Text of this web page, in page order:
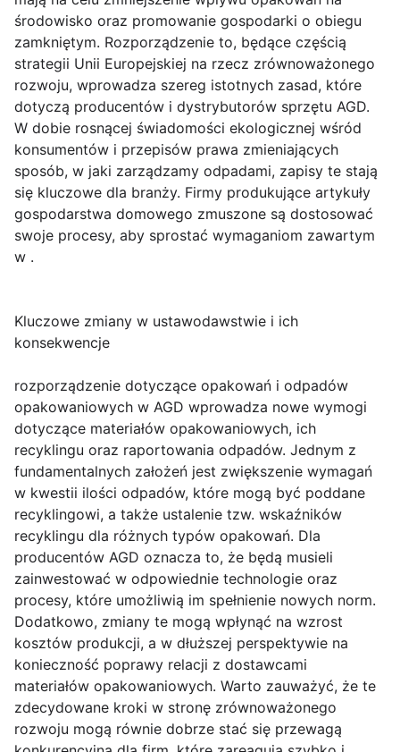
środowisko oraz promowanie gospodarki o obiegu
zamkniętym. Rozporządzenie to, będące częścią
strategii Unii Europejskiej na rzecz zrównoważonego
rozwoju, wprowadza szereg istotnych zasad, które
dotyczą producentów i dystrybutorów sprzętu AGD.
W dobie rosnącej świadomości ekologicznej wśród
konsumentów i przepisów prawa zmieniających
sposób, w jaki zarządzamy odpadami, zapisy te stają
się kluczowe dla branży. Firmy produkujące artykuły
gospodarstwa domowego zmuszone są dostosować
swoje procesy, aby sprostać wymaganiom zawartym
w .
Kluczowe zmiany w ustawodawstwie i ich
konsekwencje
rozporządzenie dotyczące opakowań i odpadów
opakowaniowych w AGD wprowadza nowe wymogi
dotyczące materiałów opakowaniowych, ich
recyklingu oraz raportowania odpadów. Jednym z
fundamentalnych założeń jest zwiększenie wymagań
w kwestii ilości odpadów, które mogą być poddane
recyklingowi, a także ustalenie tzw. wskaźników
recyklingu dla różnych typów opakowań. Dla
producentów AGD oznacza to, że będą musieli
zainwestować w odpowiednie technologie oraz
procesy, które umożliwią im spełnienie nowych norm.
Dodatkowo, zmiany te mogą wpłynąć na wzrost
kosztów produkcji, a w dłuższej perspektywie na
konieczność poprawy relacji z dostawcami
materiałów opakowaniowych. Warto zauważyć, że te
zdecydowane kroki w stronę zrównoważonego
rozwoju mogą równie dobrze stać się przewagą